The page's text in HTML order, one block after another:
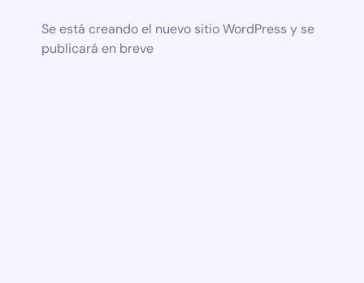
Se está creando el nuevo sitio WordPress y se
publicará en breve